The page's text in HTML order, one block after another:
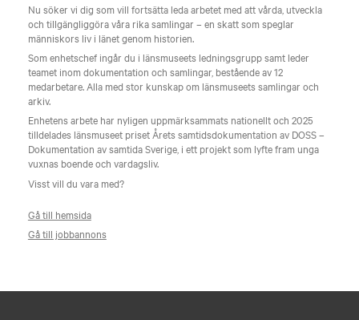
Nu söker vi dig som vill fortsätta leda arbetet med att vårda, utveckla
och tillgängliggöra våra rika samlingar – en skatt som speglar
människors liv i länet genom historien.
Som enhetschef ingår du i länsmuseets ledningsgrupp samt leder
teamet inom dokumentation och samlingar, bestående av 12
medarbetare. Alla med stor kunskap om länsmuseets samlingar och
arkiv.
Enhetens arbete har nyligen uppmärksammats nationellt och 2025
tilldelades länsmuseet priset Årets samtidsdokumentation av DOSS –
Dokumentation av samtida Sverige, i ett projekt som lyfte fram unga
vuxnas boende och vardagsliv.
Visst vill du vara med?
Gå till hemsida
Gå till jobbannons